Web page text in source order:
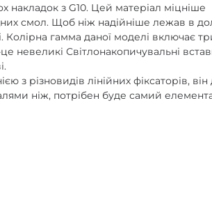
з G10. Цей матеріал міцніше
смол. Щоб ніж надійніше лежав в
Колірна гамма даної моделі включає
невеликі Світлонакопичувальні
різновидів лінійних фіксаторів, він
ніж, потрібен буде самий